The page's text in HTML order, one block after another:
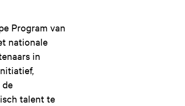
Program van
nationale
in
talent te